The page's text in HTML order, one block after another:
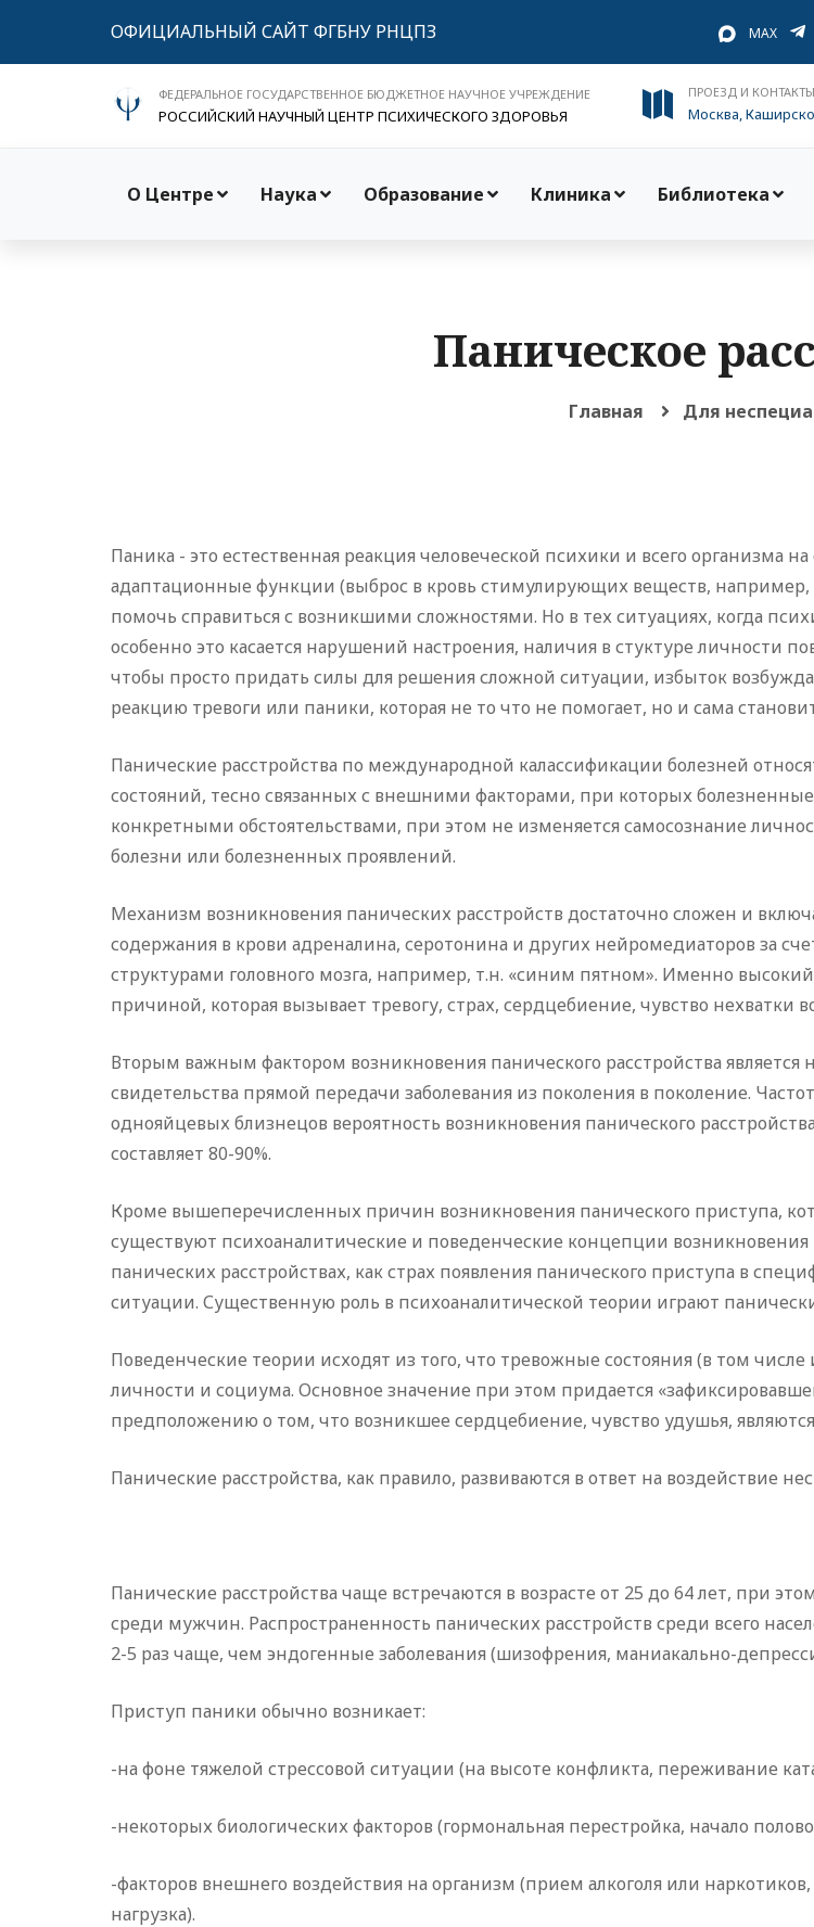
ОФИЦИАЛЬНЫЙ САЙТ ФГБНУ РНЦПЗ MAX
ФЕДЕРАЛЬНОЕ ГОСУДАРСТВЕННОЕ БЮДЖЕТНОЕ НАУЧНОЕ УЧРЕЖДЕНИЕ
РОССИЙСКИЙ НАУЧНЫЙ ЦЕНТР ПСИХИЧЕСКОГО ЗДОРОВЬЯ
ПРОЕЗД И КОНТАКТЫ
Москва,
О Центре Наука Образование Клиника Библиотека
Паническое
Главная Для
Паника - это естественная реакция человеческой психики и всего
адаптационные функции (выброс в кровь стимулирующих веществ, например,
помочь справиться с возникшими сложностями. Но в тех ситуациях, когда
особенно это касается нарушений настроения, наличия в стуктуре личности
чтобы просто придать силы для решения сложной ситуации, избыток
реакцию тревоги или паники, которая не то что не помогает, но и сама
Панические расстройства по международной калассификации болезней
состояний, тесно связанных с внешними факторами, при которых
конкретными обстоятельствами, при этом не изменяется самосознание
болезни или болезненных проявлений.
Механизм возникновения панических расстройств достаточно сложен и
содержания в крови адреналина, серотонина и других нейромедиаторов за
структурами головного мозга, например, т.н. «синим пятном». Именно
причиной, которая вызывает тревогу, страх, сердцебиение, чувство
Вторым важным фактором возникновения панического расстройства
свидетельства прямой передачи заболевания из поколения в поколение.
однояйцевых близнецов вероятность возникновения панического
составляет 80-90%.
Кроме вышеперечисленных причин возникновения панического приступа,
существуют психоаналитические и поведенческие концепции
панических расстройствах, как страх появления панического приступа в
ситуации. Существенную роль в психоаналитической теории играют
Поведенческие теории исходят из того, что тревожные состояния (в том
личности и социума. Основное значение при этом придается
предположению о том, что возникшее сердцебиение, чувство удушья,
Панические расстройства, как правило, развиваются в ответ на воздействие
Панические расстройства чаще встречаются в возрасте от 25 до 64 лет, при
среди мужчин. Распространенность панических расстройств среди всего
2-5 раз чаще, чем эндогенные заболевания (шизофрения, маниакально-
Приступ паники обычно возникает:
-на фоне тяжелой стрессовой ситуации (на высоте конфликта, переживание
-некоторых биологических факторов (гормональная перестройка, начало
-факторов внешнего воздействия на организм (прием алкоголя или
нагрузка).